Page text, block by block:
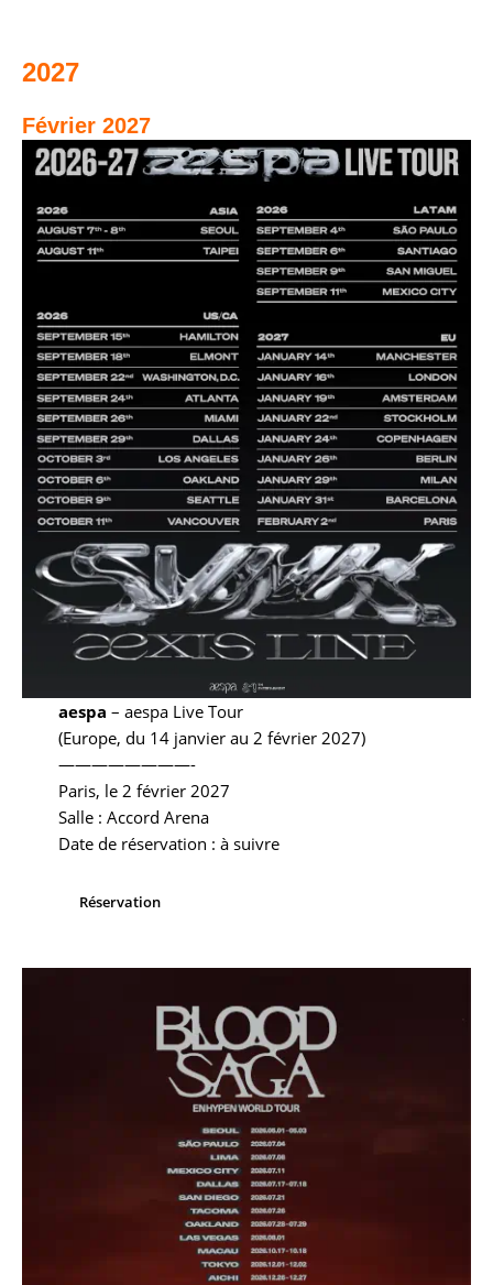
2027
Février 2027
aespa – aespa Live Tour
(Europe, du 14 janvier au 2 février 2027)
————————-
Paris, le 2 février 2027
Salle : Accord Arena
Date de réservation : à suivre
Réservation